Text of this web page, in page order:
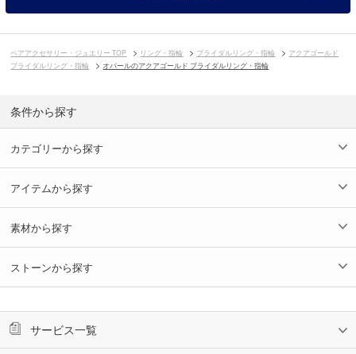
ペアアクセサリー・ジュエリー TOP リング・指輪 ブライダルリング・指輪
アクアゴールド
ブライダルリング・指輪
オパールのアクアゴールド ブライダルリング・指輪
条件から探す
カテゴリーから探す
アイテムから探す
素材から探す
ストーンから探す
サービス一覧